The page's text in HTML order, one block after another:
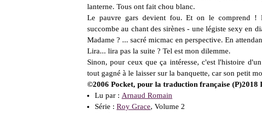
lanterne. Tous ont fait chou blanc.
Le pauvre gars devient fou. Et on le comprend !
succombe au chant des sirènes - une légiste sexy en
Madame ? ... sacré micmac en perspective. En
Lira... lira pas la suite ? Tel est mon dilemme.
Sinon, pour ceux que ça intéresse, c'est l'histoire
tout gagné à le laisser sur la banquette, car son petit
©2006 Pocket, pour la traduction française (P)2018
Lu par : Arnaud Romain
Série : Roy Grace, Volume 2